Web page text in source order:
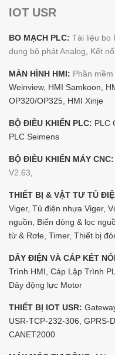
IOT USR
BO MẠCH PLC: Tài liệu bo
dụng bộ phát Analog
Kết
MÀN HÌNH HMI: Phần
Weinview, HMI Samkoon,
OP320/OP325, HMI Xinje
BỘ ĐIỀU KHIỂN PLC: PLC
PLC Seimens
BỘ ĐIỀU KHIỂN MÁY CNC:
V2.63
THIẾT BỊ & VẬT TƯ TỦ
Viger, Tủ điện nhựa Viger,
nguồn, Biến dòng & lọc
từ & Rơle, Timer, Thiết bị
DÂY ĐIỆN VÀ CÁP KẾT
Trình HMI, Cáp Lập Trình
Dây động lực Motor
THIẾT BỊ IOT USR:
USR-TCP-232-306, GPRS-
CANET2000